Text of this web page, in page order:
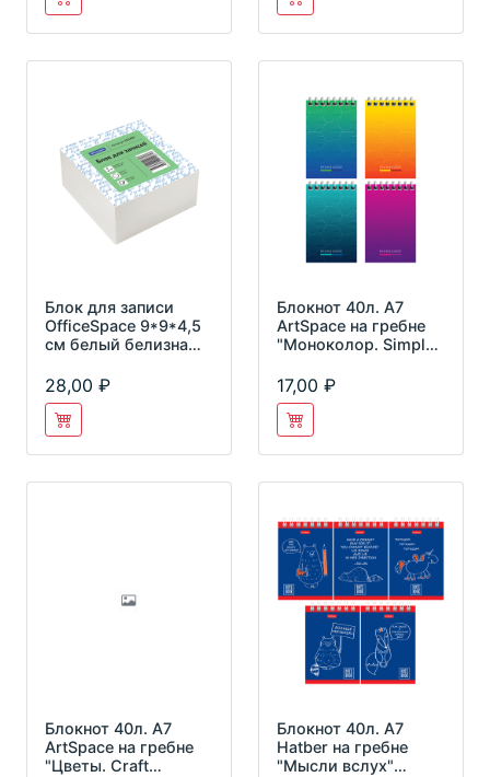
Блок для записи
OfficeSpace 9*9*4,5
см белый белизна
28,00
Блокнот 40л. А7
ArtSpace на гребне
"Моноколор. Simple
Б7к40гр_24228
17,00
Блокнот 40л. А7
ArtSpace на гребне
"Цветы. Craft
Блокнот 40л. А7
Hatber на гребне
"Мысли вслух"